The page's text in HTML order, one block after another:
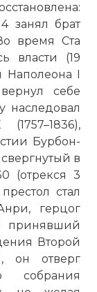
занял брат
время Ста
власти (19
Наполеона I
себе
наследовал
Бурбон-
в
(отрекся 3
стал
герцог
принявший
Второй
он отверг
собрания